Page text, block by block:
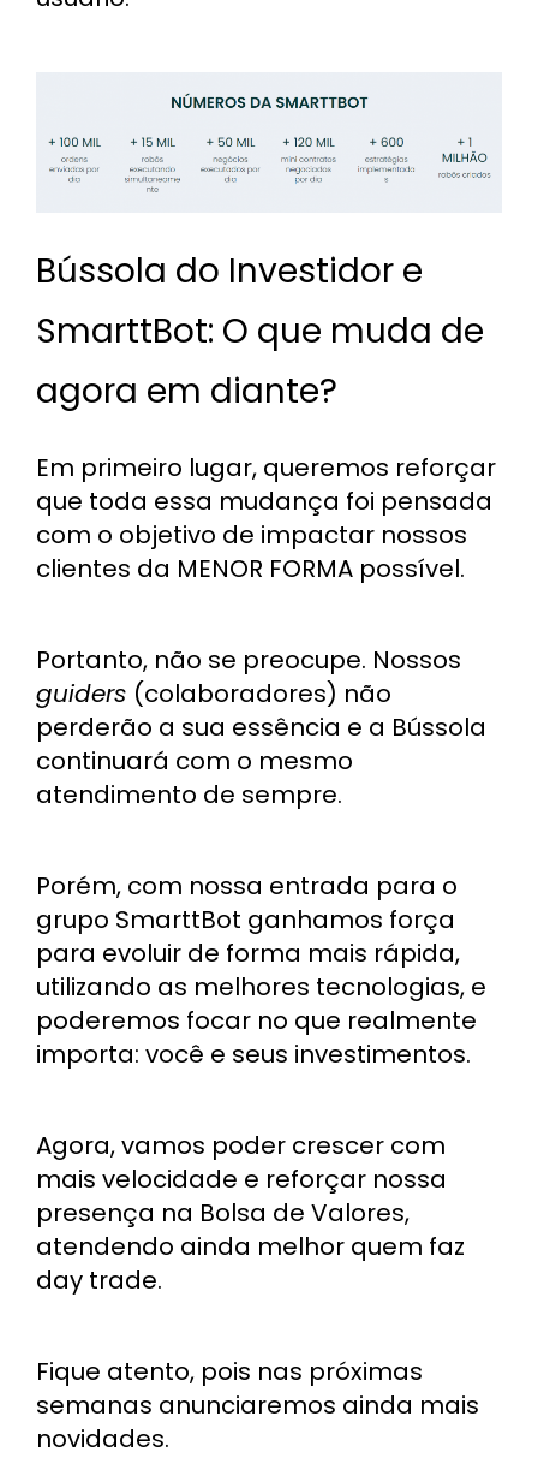
Bússola do Investidor e
SmarttBot: O que muda de
agora em diante?
Em primeiro lugar, queremos reforçar
que toda essa mudança foi pensada
com o objetivo de impactar nossos
clientes da MENOR FORMA possível.
Portanto, não se preocupe. Nossos
guiders (colaboradores) não
perderão a sua essência e a Bússola
continuará com o mesmo
atendimento de sempre.
Porém, com nossa entrada para o
grupo SmarttBot ganhamos força
para evoluir de forma mais rápida,
utilizando as melhores tecnologias, e
poderemos focar no que realmente
importa: você e seus investimentos.
Agora, vamos poder crescer com
mais velocidade e reforçar nossa
presença na Bolsa de Valores,
atendendo ainda melhor quem faz
day trade.
Fique atento, pois nas próximas
semanas anunciaremos ainda mais
novidades.